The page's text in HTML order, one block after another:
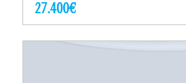
27.400€